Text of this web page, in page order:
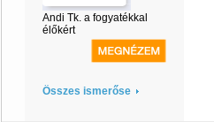
Andi Tk. a fogyatékkal
élőkért
Összes ismerőse